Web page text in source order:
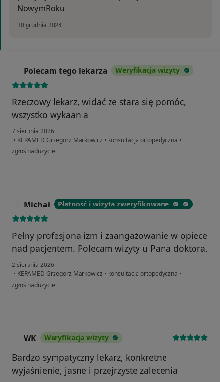
NowymRoku
30 grudnia 2024
Polecam tego lekarza Weryfikacja wizyty
Rzeczowy lekarz, widać że stara się pomóc,
wszystko wykaania
7 sierpnia 2026
• KERAMED Grzegorz Markowicz • konsultacja ortopedyczna •
w opinii użytkownika Polecam tego lekarza
zgłoś nadużycie
Michał Płatność i wizyta zweryfikowane
Pełny profesjonalizm i zaangażowanie w opiece
nad pacjentem. Polecam wizyty u Pana doktora.
2 sierpnia 2026
• KERAMED Grzegorz Markowicz • konsultacja ortopedyczna •
w opinii użytkownika Michał
zgłoś nadużycie
WK Weryfikacja wizyty
Bardzo sympatyczny lekarz, konkretne
wyjaśnienie, jasne i przejrzyste zalecenia